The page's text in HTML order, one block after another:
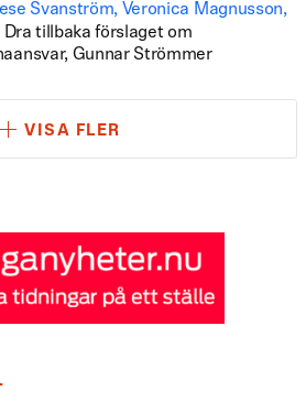
Svanström, Veronica Magnusson,
Dra tillbaka förslaget om
Gunnar Strömmer
VISA FLER